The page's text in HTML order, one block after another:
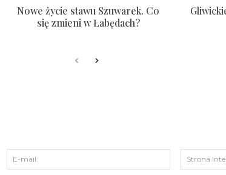
Nowe życie stawu Szuwarek. Co
się zmieni w Łabędach?
Podpis:
mail: